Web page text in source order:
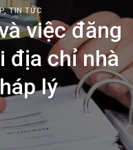
,TIN TỨC
việc đăng
địa chỉ nhà
lý